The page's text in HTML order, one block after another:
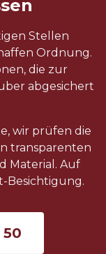
Stellen
Ordnung.
die zur
abgesichert
wir prüfen die
transparenten
Material. Auf
Besichtigung.
50